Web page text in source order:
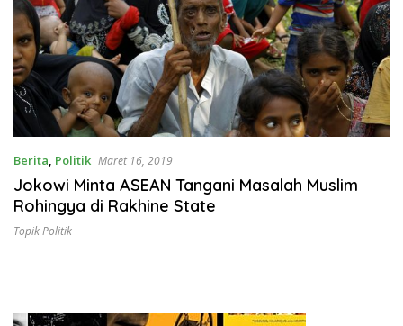
Berita, Politik Maret 16, 2019
Jokowi Minta ASEAN Tangani Masalah Muslim
Rohingya di Rakhine State
Topik Politik